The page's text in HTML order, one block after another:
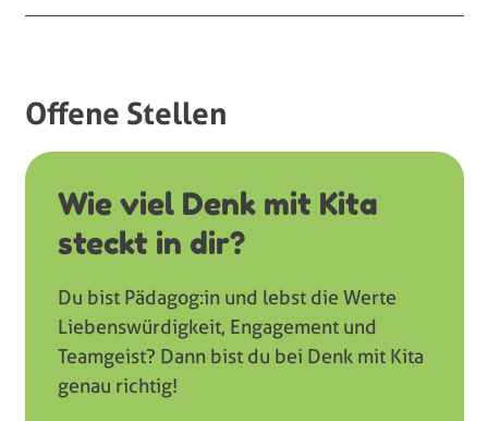
Offene Stellen
Wie viel Denk mit Kita
steckt in dir?
Du bist Pädagog:in und lebst die Werte
Liebenswürdigkeit, Engagement und
Teamgeist? Dann bist du bei Denk mit Kita
genau richtig!